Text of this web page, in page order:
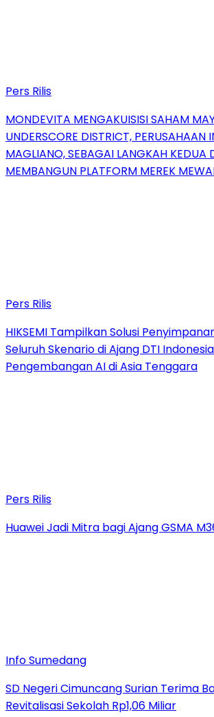
Pers Rilis
MONDEVITA MENGAKUISISI SAHAM
UNDERSCORE DISTRICT, PERUSAHAAN
MAGLIANO, SEBAGAI LANGKAH KEDUA
MEMBANGUN PLATFORM MEREK
Pers Rilis
HIKSEMI Tampilkan Solusi
Seluruh Skenario di Ajang DTI
Pengembangan AI di Asia Tenggara
Pers Rilis
Huawei Jadi Mitra bagi Ajang GSMA
Info Sumedang
SD Negeri Cimuncang Surian Terima
Revitalisasi Sekolah Rp1,06 Miliar